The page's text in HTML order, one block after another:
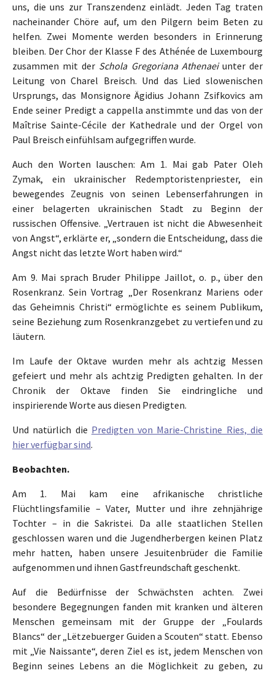
uns, die uns zur Transzendenz einlädt. Jeden Tag traten
nacheinander Chöre auf, um den Pilgern beim Beten zu
helfen. Zwei Momente werden besonders in Erinnerung
bleiben. Der Chor der Klasse F des Athénée de Luxembourg
zusammen mit der Schola Gregoriana Athenaeiunter der
Leitung von Charel Breisch. Und das Lied slowenischen
Ursprungs, das Monsignore Ägidius Johann Zsifkovics am
Ende seiner Predigt a cappella anstimmte und das von der
Maîtrise Sainte-Cécile der Kathedrale und der Orgel von
Paul Breisch einfühlsam aufgegriffen wurde.
Auch den Worten lauschen: Am 1. Mai gab Pater Oleh
Zymak, ein ukrainischer Redemptoristenpriester, ein
bewegendes Zeugnis von seinen Lebenserfahrungen in
einer belagerten ukrainischen Stadt zu Beginn der
russischen Offensive. „Vertrauen ist nicht die Abwesenheit
von Angst“, erklärte er, „sondern die Entscheidung, dass die
Angst nicht das letzte Wort haben wird.“
Am 9. Mai sprach Bruder Philippe Jaillot, o. p., über den
Rosenkranz. Sein Vortrag „Der Rosenkranz Mariens oder
das Geheimnis Christi“ ermöglichte es seinem Publikum,
seine Beziehung zum Rosenkranzgebet zu vertiefen und zu
läutern.
Im Laufe der Oktave wurden mehr als achtzig Messen
gefeiert und mehr als achtzig Predigten gehalten. In der
Chronik der Oktave finden Sie eindringliche und
inspirierende Worte aus diesen Predigten.
Und natürlich die Predigten von Marie-Christine Ries, die
hier verfügbar sind.
Beobachten.
Am 1. Mai kam eine afrikanische christliche
Flüchtlingsfamilie – Vater, Mutter und ihre zehnjährige
Tochter – in die Sakristei. Da alle staatlichen Stellen
geschlossen waren und die Jugendherbergen keinen Platz
mehr hatten, haben unsere Jesuitenbrüder die Familie
aufgenommen und ihnen Gastfreundschaft geschenkt.
Auf die Bedürfnisse der Schwächsten achten. Zwei
besondere Begegnungen fanden mit kranken und älteren
Menschen gemeinsam mit der Gruppe der „Foulards
Blancs“ der „Lëtzebuerger Guiden a Scouten“ statt. Ebenso
mit „Vie Naissante“, deren Ziel es ist, jedem Menschen von
Beginn seines Lebens an die Möglichkeit zu geben, zu